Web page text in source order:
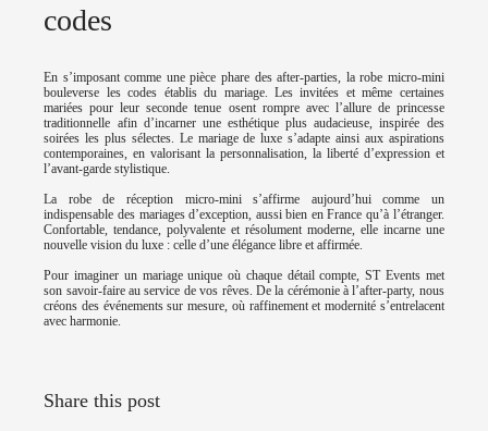
codes
En s’imposant comme une pièce phare des after-parties, la robe micro-mini
bouleverse les codes établis du mariage. Les invitées et même certaines
mariées pour leur seconde tenue osent rompre avec l’allure de princesse
traditionnelle afin d’incarner une esthétique plus audacieuse, inspirée des
soirées les plus sélectes. Le mariage de luxe s’adapte ainsi aux aspirations
contemporaines, en valorisant la personnalisation, la liberté d’expression et
l’avant-garde stylistique.
La robe de réception micro-mini s’affirme aujourd’hui comme un
indispensable des mariages d’exception, aussi bien en France qu’à l’étranger.
Confortable, tendance, polyvalente et résolument moderne, elle incarne une
nouvelle vision du luxe : celle d’une élégance libre et affirmée.
Pour imaginer un mariage unique où chaque détail compte, ST Events met
son savoir-faire au service de vos rêves. De la cérémonie à l’after-party, nous
créons des événements sur mesure, où raffinement et modernité s’entrelacent
avec harmonie.
Share this post